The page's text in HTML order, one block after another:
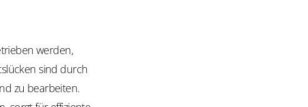
werden,
sind durch
zu bearbeiten.